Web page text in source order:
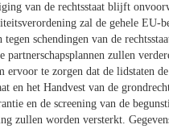
van de rechtsstaat blijft
zal de gehele EU-
tegen schendingen van de
partnerschapsplannen zullen
ervoor te zorgen dat de lidstaten
en het Handvest van de
en de screening van de
zullen worden versterkt.